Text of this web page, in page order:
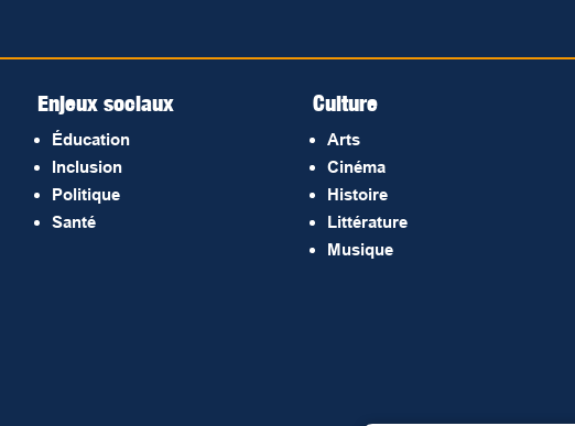
Enjeux sociaux
Éducation
Inclusion
Politique
Santé
Culture
Arts
Cinéma
Histoire
Littérature
Musique